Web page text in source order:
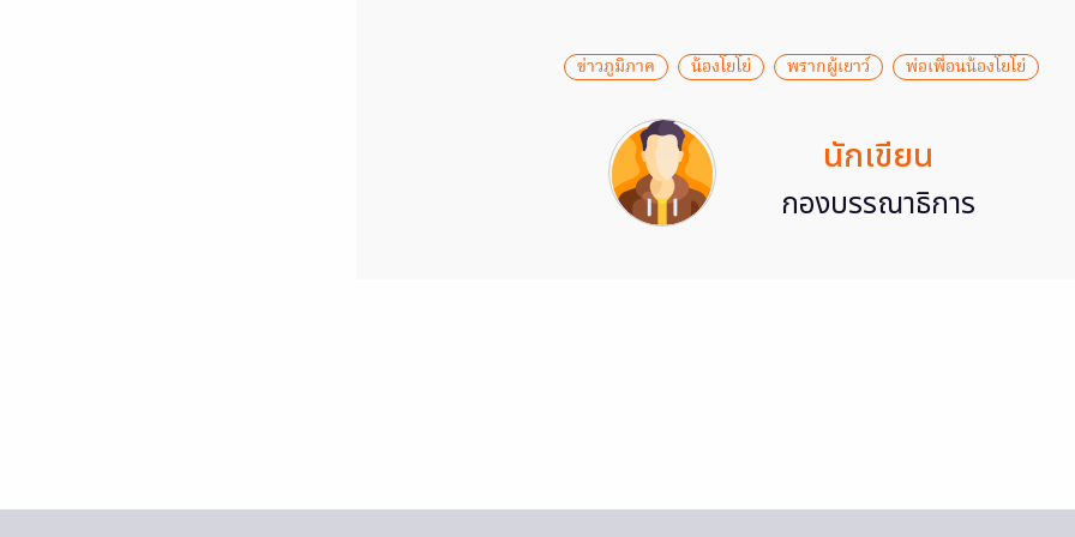
ข่าวภูมิภาค น้องโยโย่ พรากผู้เยาว์ พ่อเพื่อนน้องโยโย่
นักเขียน
กองบรรณาธิการ